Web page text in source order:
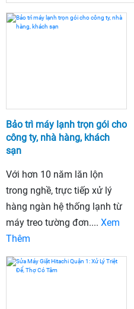
Bảo trì máy lạnh trọn gói cho
công ty, nhà hàng, khách
sạn
Với hơn 10 năm lăn lộn
trong nghề, trực tiếp xử lý
hàng ngàn hệ thống lạnh từ
máy treo tường đơn.... Xem
Thêm